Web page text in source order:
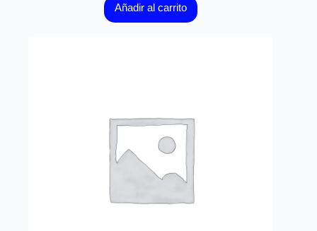
Añadir al carrito